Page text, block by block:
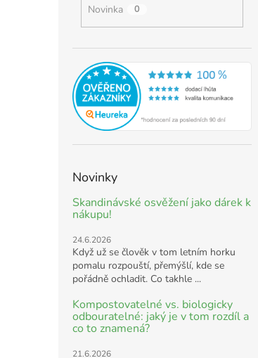
Novinka 0
Novinky
Skandinávské osvěžení jako dárek k
nákupu!
24.6.2026
Když už se člověk v tom letním horku
pomalu rozpouští, přemýšlí, kde se
pořádně ochladit. Co takhle ...
Kompostovatelné vs. biologicky
odbouratelné: jaký je v tom rozdíl a
co to znamená?
21.6.2026